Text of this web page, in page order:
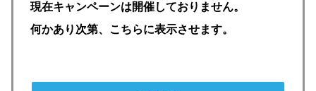
現在キャンペーンは開催しておりません。
何かあり次第、こちらに表示させます。